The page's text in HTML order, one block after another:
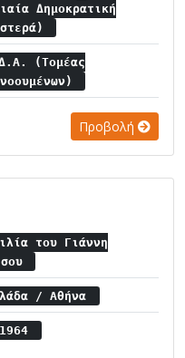
Δημοκρατική
(Τομέας
Προβολή
του Γιάννη
/ Αθήνα